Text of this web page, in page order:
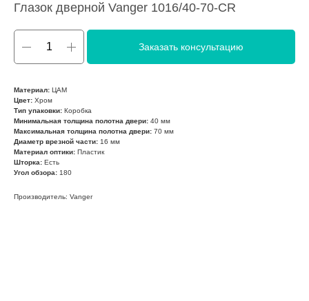
Глазок дверной Vanger 1016/40-70-CR
Заказать консультацию
Материал: ЦАМ
Цвет: Хром
Тип упаковки: Коробка
Минимальная толщина полотна двери: 40 мм
Максимальная толщина полотна двери: 70 мм
Диаметр врезной части: 16 мм
Материал оптики: Пластик
Шторка: Есть
Угол обзора: 180
Производитель: Vanger